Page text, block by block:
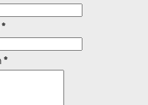
*
*